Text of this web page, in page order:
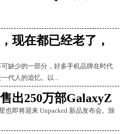
现在都已经老了，
缺少的一部分，好多手机品牌在时代
代人的追忆。以...
出250万部GalaxyZ
也即将迎来 Unpacked 新品发布会。除